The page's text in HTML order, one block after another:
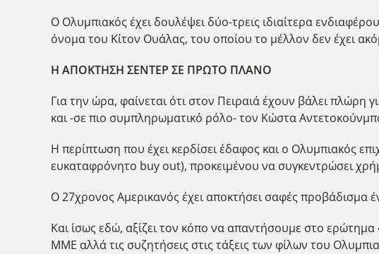
Ο Ολυμπιακός έχει δουλέψει δύο-τρεις ιδιαίτερα
όνομα του Κίτον Ουάλας, του οποίου το μέλλον δεν έχει
Η ΑΠΟΚΤΗΣΗ ΣΕΝΤΕΡ ΣΕ ΠΡΩΤΟ ΠΛΑΝΟ
Για την ώρα, φαίνεται ότι στον Πειραιά έχουν βάλει πλώρη
και -σε πιο συμπληρωματικό ρόλο- τον Κώστα
Η περίπτωση που έχει κερδίσει έδαφος και ο Ολυμπιακός
ευκαταφρόνητο buy out), προκειμένου να συγκεντρώσει
Ο 27χρονος Αμερικανός έχει αποκτήσει σαφές
Και ίσως εδώ, αξίζει τον κόπο να απαντήσουμε στο
ΜΜΕ αλλά τις συζητήσεις στις τάξεις των φίλων του